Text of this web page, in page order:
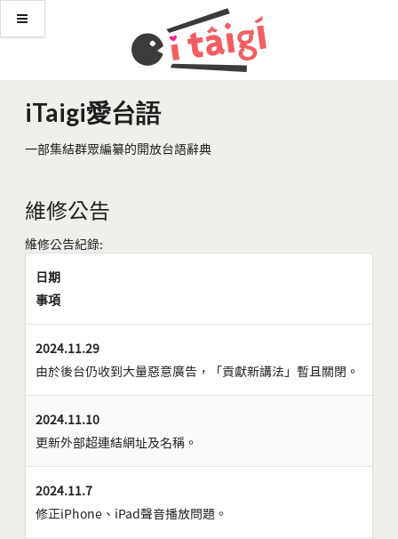
iTaigi愛台語
一部集結群眾編纂的開放台語辭典
維修公告
維修公告紀錄:
日期
事項
2024.11.29
由於後台仍收到大量惡意廣告，「貢獻新講法」暫且關閉。
2024.11.10
更新外部超連結網址及名稱。
2024.11.7
修正iPhone、iPad聲音播放問題。